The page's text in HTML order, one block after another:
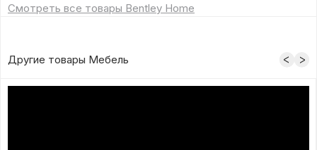
Смотреть все товары Bentley Home
Другие товары Мебель